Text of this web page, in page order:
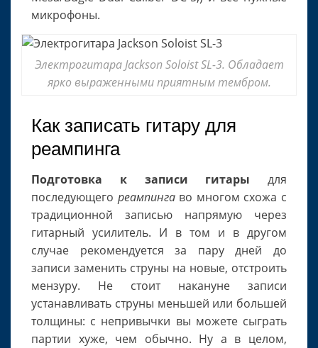
микрофоны.
Электрогитара Jackson Soloist SL-3. Обладает
ярко выраженными приятным тембром.
Как записать гитару для
реампинга
Подготовка к записи гитары для
последующего реампингаво многом схожа с
традиционной записью напрямую через
гитарный усилитель. И в том и в другом
случае рекомендуется за пару дней до
записи заменить струны на новые, отстроить
мензуру. Не стоит накануне записи
устанавливать струны меньшей или большей
толщины: с непривычки вы можете сыграть
партии хуже, чем обычно. Ну а в целом,